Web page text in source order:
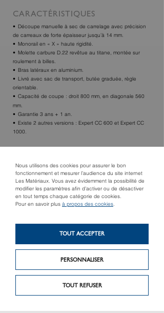
Nous utilisons des cookies pour assurer le bon
fonctionnement et mesurer l’audience du site internet
Les Matériaux. Vous avez évidemment la possibilité de
modifier les paramètres afin d’activer ou de désactiver
en tout temps chaque catégorie de cookies.
Pour en savoir plus à propos des cookies.
TOUT REFUSER
PERSONNALISER
TOUT ACCEPTER
CARACTÉRISTIQUES
Découpe manuelle à sec de carrelage avec précision
de carreaux de forte épaisseur jusqu’à 14 mm.
Monorail en « X » haute rigidité.
Molette carbure D.22 revêtue au titane, montée sur
roulement à billes.
Bras latéraux en aluminium.
Livré avec sac de transport, butée graduée, règle
orientable.
Capacité de coupe : droit 800 mm, en diagonale 560
mm.
Garantie 3 ans + 1 an.
Existe 2 autres versions : Expert CC 600 et Expert CC
1000.
Produit précédent
Seau de 1000
autonivelants 2 mm